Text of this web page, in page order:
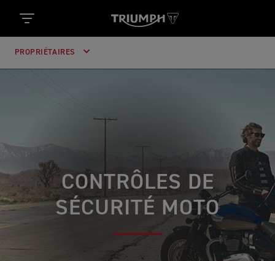
PROPRIÉTAIRES
CONTRÔLES DE
SÉCURITÉ MOTO